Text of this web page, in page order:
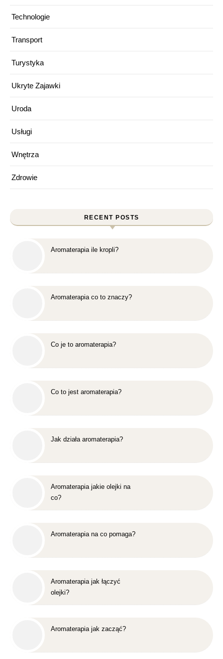
Technologie
Transport
Turystyka
Ukryte Zajawki
Uroda
Usługi
Wnętrza
Zdrowie
RECENT POSTS
Aromaterapia ile kropli?
Aromaterapia co to znaczy?
Co je to aromaterapia?
Co to jest aromaterapia?
Jak działa aromaterapia?
Aromaterapia jakie olejki na
co?
Aromaterapia na co pomaga?
Aromaterapia jak łączyć
olejki?
Aromaterapia jak zacząć?